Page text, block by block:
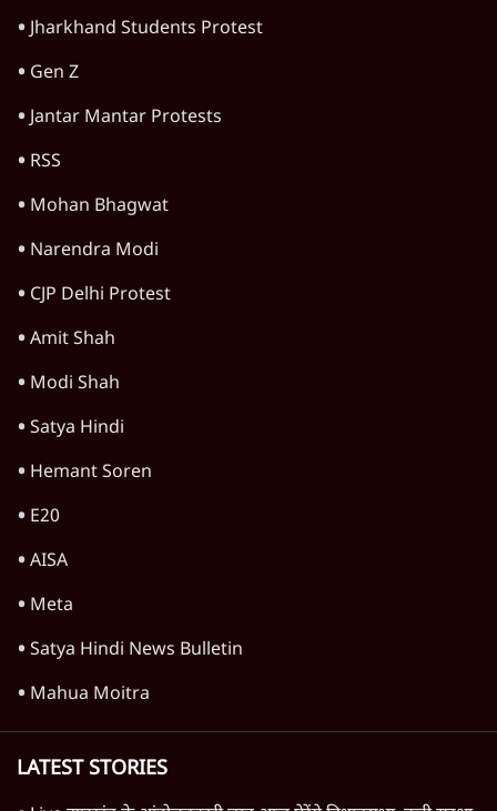
Jharkhand Students Protest
Gen Z
Jantar Mantar Protests
RSS
Mohan Bhagwat
Narendra Modi
CJP Delhi Protest
Amit Shah
Modi Shah
Satya Hindi
Hemant Soren
E20
AISA
Meta
Satya Hindi News Bulletin
Mahua Moitra
LATEST STORIES